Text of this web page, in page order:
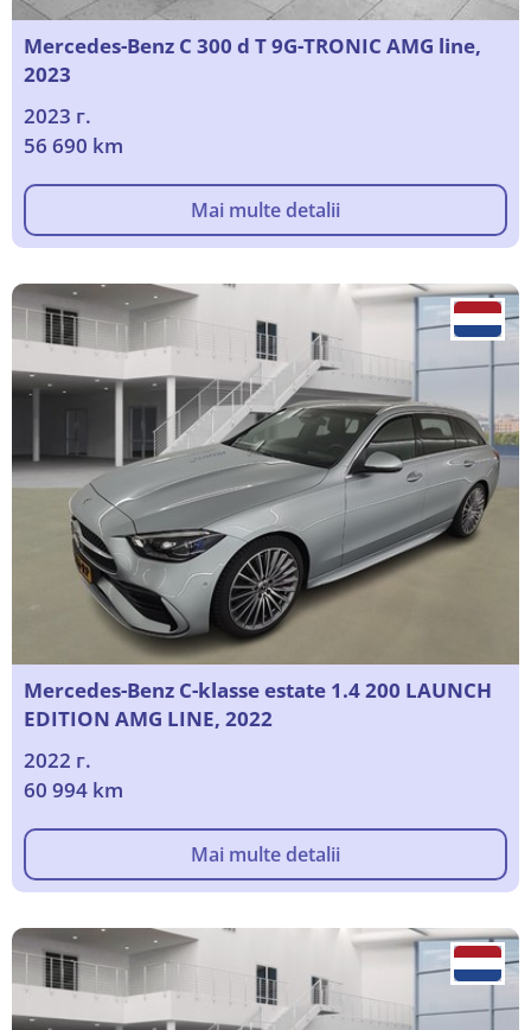
Mercedes-Benz C 300 d T 9G-TRONIC AMG line,
2023
2023 г.
56 690 km
Mai multe detalii
Mercedes-Benz C-klasse estate 1.4 200 LAUNCH
EDITION AMG LINE, 2022
2022 г.
60 994 km
Mai multe detalii